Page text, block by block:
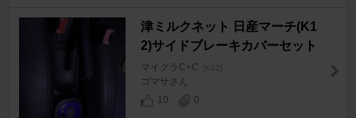
津ミルクネット 日産マーチ(K1
2)サイドブレーキカバーセット
マイクラC+C [K12]
ゴマサさん
10
0